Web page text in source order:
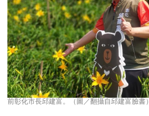
前彰化市長邱建富。（圖／翻攝自邱建富臉書）